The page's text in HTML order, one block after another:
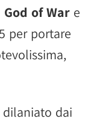
of War e
per portare
dai